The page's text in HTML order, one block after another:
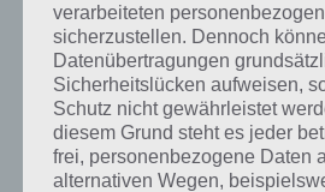
Zu Kräuter haben wir zunächst keine
Auf WhatsApp teilen
Tweet auf Twitter
verarbeiteten
sicherzustellen. Dennoch
Datenübertragungen
Sicherheitslücken aufweisen,
Schutz nicht gewährleistet
diesem Grund steht es jeder
frei, personenbezogene Daten
alternativen Wegen,